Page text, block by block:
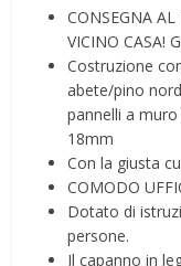
CONSEGNA AL
VICINO CASA!
Costruzione
abete/pino
pannelli a
18mm
Con la giusta
COMODO
Dotato di
persone.
Il capanno in